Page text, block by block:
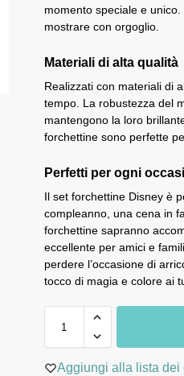
momento speciale e
mostrare con orgoglio.
Materiali di alta qualità
Realizzati con materiali di
tempo. La robustezza del
mantengono la loro
forchettine sono perfette
Perfetti per ogni
Il set forchettine Disney è
compleanno, una cena in
forchettine sapranno
eccellente per amici e
perdere l’occasione di
tocco di magia e colore ai
Aggiungi alla lista dei